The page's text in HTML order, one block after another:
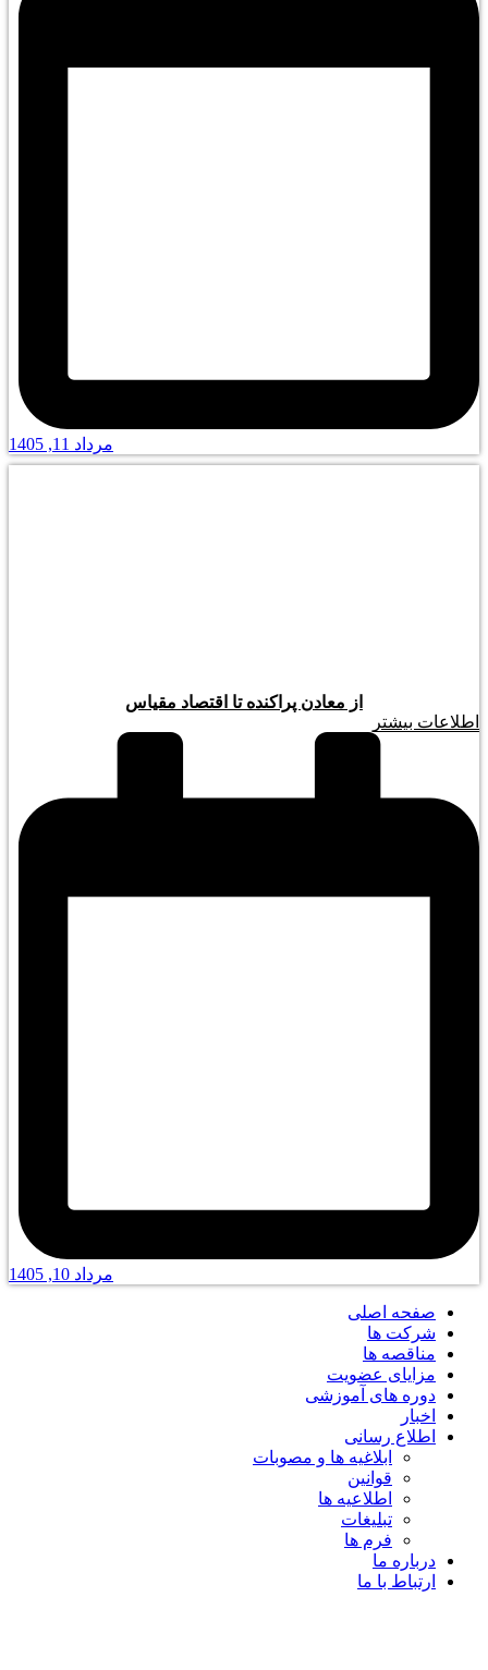
مرداد 11, 1405
از معادن پراکنده تا اقتصاد مقیاس
اطلاعات بیشتر
مرداد 10, 1405
صفحه اصلی
شرکت ها
مناقصه ها
مزایای عضویت
دوره های آموزشی
اخبار
اطلاع رسانی
ابلاغیه ها و مصوبات
قوانین
اطلاعیه ها
تبلیغات
فرم ها
درباره ما
ارتباط با ما